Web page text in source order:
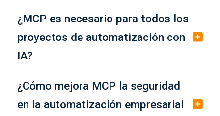
¿MCP es necesario para todos los
proyectos de automatización con
IA?
¿Cómo mejora MCP la seguridad
en la automatización empresarial